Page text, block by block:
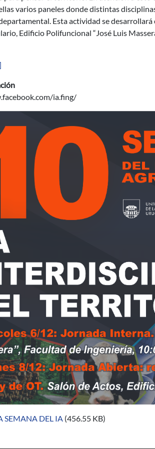
varios paneles donde distintas
Esta actividad se
Edificio Polifuncional “José Luis
ia.fing/
SEMANA DEL IA (456.55 KB)